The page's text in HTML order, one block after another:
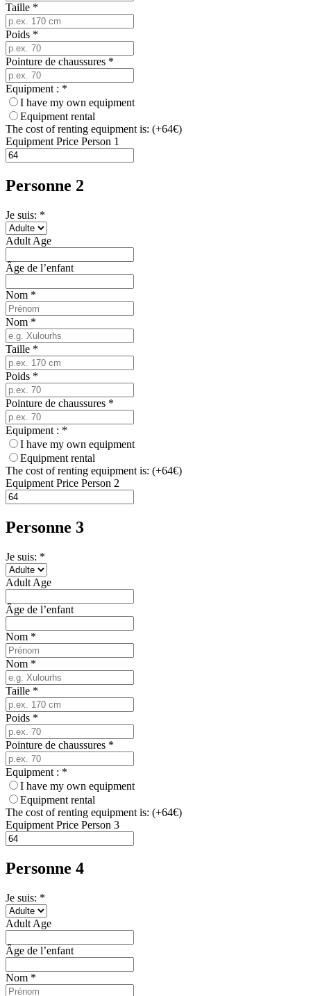
Taille *
Poids *
Pointure de chaussures *
Equipment : *
I have my own equipment
Equipment rental
The cost of renting equipment is: (+64€)
Equipment Price Person 1
Personne 2
Je suis: *
Adult Age
Âge de l’enfant
Nom *
Nom *
Taille *
Poids *
Pointure de chaussures *
Equipment : *
I have my own equipment
Equipment rental
The cost of renting equipment is: (+64€)
Equipment Price Person 2
Personne 3
Je suis: *
Adult Age
Âge de l’enfant
Nom *
Nom *
Taille *
Poids *
Pointure de chaussures *
Equipment : *
I have my own equipment
Equipment rental
The cost of renting equipment is: (+64€)
Equipment Price Person 3
Personne 4
Je suis: *
Adult Age
Âge de l’enfant
Nom *